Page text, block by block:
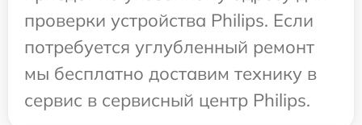
проверки устройства Philips. Если
потребуется углубленный ремонт
мы бесплатно доставим технику в
сервис в сервисный центр Philips.